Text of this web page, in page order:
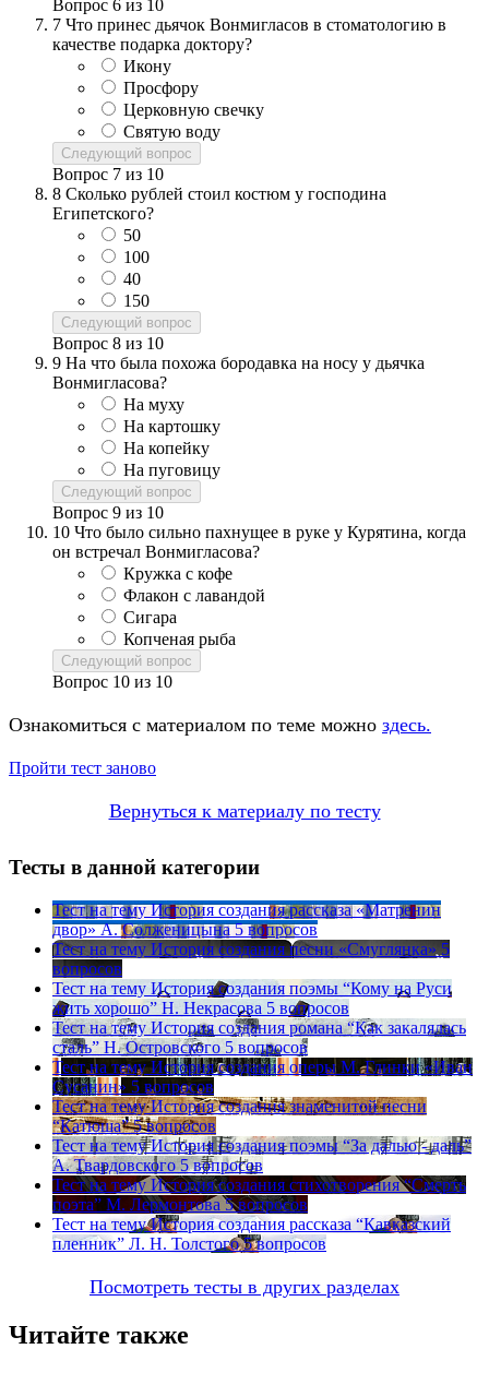
Вопрос 6 из 10
7 Что принес дьячок Вонмигласов в стоматологию в
качестве подарка доктору?
Икону
Просфору
Церковную свечку
Святую воду
Следующий вопрос
Вопрос 7 из 10
8 Сколько рублей стоил костюм у господина
Египетского?
50
100
40
150
Следующий вопрос
Вопрос 8 из 10
9 На что была похожа бородавка на носу у дьячка
Вонмигласова?
На муху
На картошку
На копейку
На пуговицу
Следующий вопрос
Вопрос 9 из 10
10 Что было сильно пахнущее в руке у Курятина, когда
он встречал Вонмигласова?
Кружка с кофе
Флакон с лавандой
Сигара
Копченая рыба
Следующий вопрос
Вопрос 10 из 10
Ознакомиться с материалом по теме можно здесь.
Пройти тест заново
Вернуться к материалу по тесту
Тесты в данной категории
Тест на тему История создания рассказа «Матренин
двор» А. Солженицына 5 вопросов
Тест на тему История создания песни «Смуглянка» 5
вопросов
Тест на тему История создания поэмы “Кому на Руси
жить хорошо” Н. Некрасова 5 вопросов
Тест на тему История создания романа “Как закалялась
сталь” Н. Островского 5 вопросов
Тест на тему История создания оперы М. Глинки «Иван
Сусанин» 5 вопросов
Тест на тему История создания знаменитой песни
“Катюша” 5 вопросов
Тест на тему История создания поэмы “За далью - даль”
А. Твардовского 5 вопросов
Тест на тему История создания стихотворения “Смерть
поэта” М. Лермонтова 5 вопросов
Тест на тему История создания рассказа “Кавказский
пленник” Л. Н. Толстого 5 вопросов
Посмотреть тесты в других разделах
Читайте также